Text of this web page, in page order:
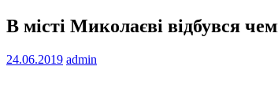
В місті Миколаєві відбувся
24.06.2019 admin